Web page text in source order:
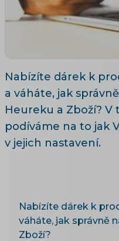
Nabízíte dárek k
a váháte, jak
Heureku a Zboží?
podíváme na to jak
v jejich nastavení.
Nabízíte dárek k
váháte, jak správně
Zboží?